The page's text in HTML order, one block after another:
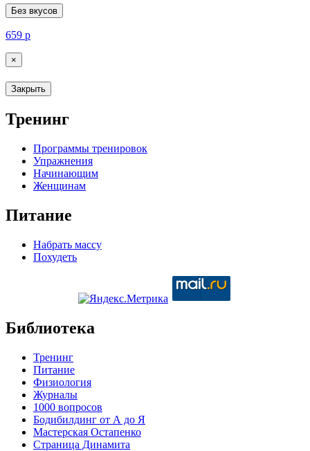
Без вкусов
659 р
×
Закрыть
Тренинг
Программы тренировок
Упражнения
Начинающим
Женщинам
Питание
Набрать массу
Похудеть
Библиотека
Тренинг
Питание
Физиология
Журналы
1000 вопросов
Бодибилдинг от А до Я
Мастерская Остапенко
Страница Динамита